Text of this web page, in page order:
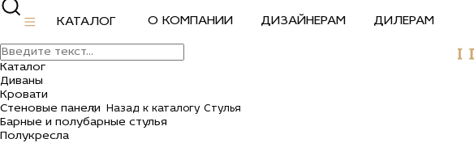
КАТАЛОГ О КОМПАНИИ ДИЗАЙНЕРАМ ДИЛЕРАМ
Каталог
Диваны
Кровати
Стеновые панели
Барные и полубарные стулья
Полукресла
Назад к каталогу Стулья